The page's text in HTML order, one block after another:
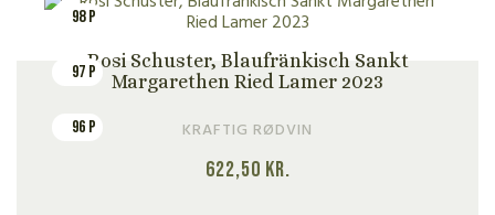
98 P
97 P
96 P
Rosi Schuster, Blaufränkisch Sankt
Margarethen Ried Lamer 2023
KRAFTIG RØDVIN
622,50 kr.